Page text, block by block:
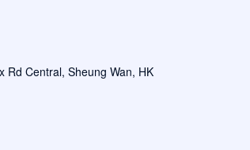
Rd Central, Sheung Wan, HK